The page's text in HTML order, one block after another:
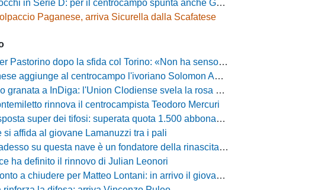
in Serie D: per il centrocampo spunta anche Gerardo Di Gilio
Paganese, arriva Sicurella dalla Scafatese
dopo la sfida col Torino: «Non ha senso chiudersi e fare le barricate»
aggiunge al centrocampo l'ivoriano Solomon Andrews Manu
a InDiga: l'Union Clodiense svela la rosa per la nuova annata
rinnova il centrocampista Teodoro Mercuri
super dei tifosi: superata quota 1.500 abbonamenti
si affida al giovane Lamanuzzi tra i pali
su questa nave è un fondatore della rinascita»: Davis carica l'ambiente Messina
ha definito il rinnovo di Julian Leonori
a chiudere per Matteo Lontani: in arrivo il giovane talento dello Spezia